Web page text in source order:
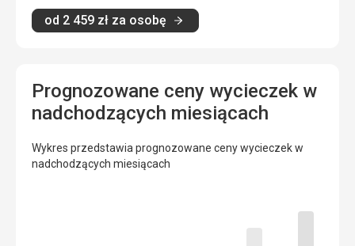
od 2 459 zł za osobę
Prognozowane ceny wycieczek w
nadchodzących miesiącach
Wykres przedstawia prognozowane ceny wycieczek w
nadchodzących miesiącach